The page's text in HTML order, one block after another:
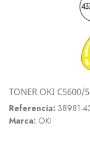
TONER OKI C5600/
Referencia: 38981-
Marca: OKI